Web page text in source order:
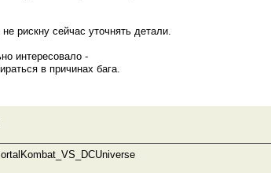
рискну сейчас уточнять детали.
интересовало -
в причинах бага.